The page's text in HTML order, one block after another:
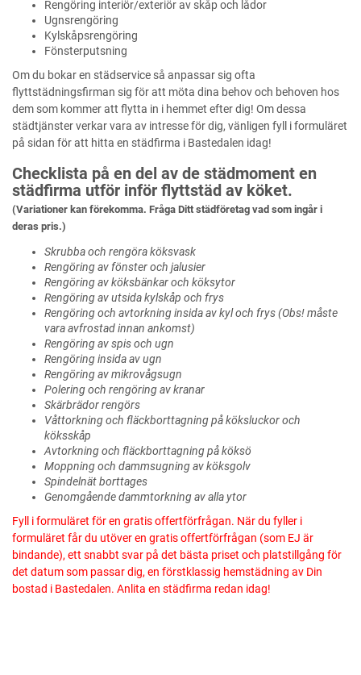
Rengöring interiör/exteriör av skåp och lådor
Ugnsrengöring
Kylskåpsrengöring
Fönsterputsning
Om du bokar en städservice så anpassar sig ofta
flyttstädningsfirman sig för att möta dina behov och behoven hos
dem som kommer att flytta in i hemmet efter dig! Om dessa
städtjänster verkar vara av intresse för dig, vänligen fyll i formuläret
på sidan för att hitta en städfirma i Bastedalen idag!
Checklista på en del av de städmoment en
städfirma utför inför flyttstäd av köket.
(Variationer kan förekomma. Fråga Ditt städföretag vad som ingår i
deras pris.)
Skrubba och rengöra köksvask
Rengöring av fönster och jalusier
Rengöring av köksbänkar och köksytor
Rengöring av utsida kylskåp och frys
Rengöring och avtorkning insida av kyl och frys (Obs! måste
vara avfrostad innan ankomst)
Rengöring av spis och ugn
Rengöring insida av ugn
Rengöring av mikrovågsugn
Polering och rengöring av kranar
Skärbrädor rengörs
Våttorkning och fläckborttagning på köksluckor och
köksskåp
Avtorkning och fläckborttagning på köksö
Moppning och dammsugning av köksgolv
Spindelnät borttages
Genomgående dammtorkning av alla ytor
Fyll i formuläret för en gratis offertförfrågan. När du fyller i
formuläret får du utöver en gratis offertförfrågan (som EJ är
bindande), ett snabbt svar på det bästa priset och platstillgång för
det datum som passar dig, en förstklassig hemstädning av Din
bostad i Bastedalen. Anlita en städfirma redan idag!